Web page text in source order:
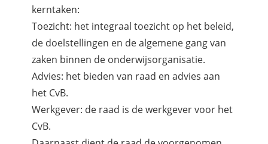
kerntaken:
Toezicht: het integraal toezicht op het beleid,
de doelstellingen en de algemene gang van
zaken binnen de onderwijsorganisatie.
Advies: het bieden van raad en advies aan
het CvB.
Werkgever: de raad is de werkgever voor het
CvB.